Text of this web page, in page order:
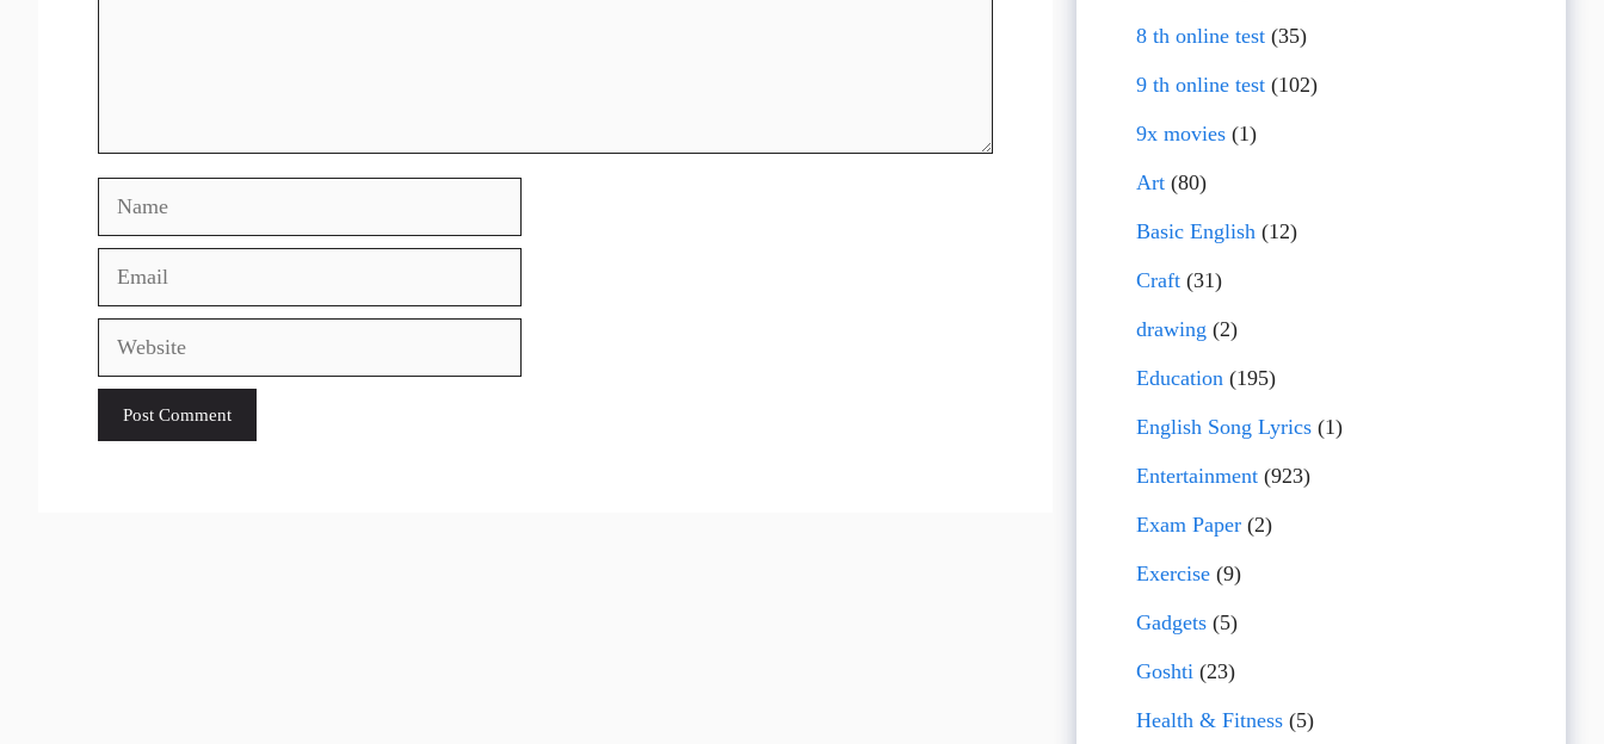
Name
Email
Website
8 th online test (35)
9 th online test (102)
9x movies (1)
Art (80)
Basic English (12)
Craft (31)
drawing (2)
Education (195)
English Song Lyrics (1)
Entertainment (923)
Exam Paper (2)
Exercise (9)
Gadgets (5)
Goshti (23)
Health & Fitness (5)